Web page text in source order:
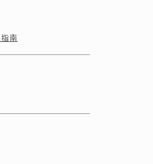
南